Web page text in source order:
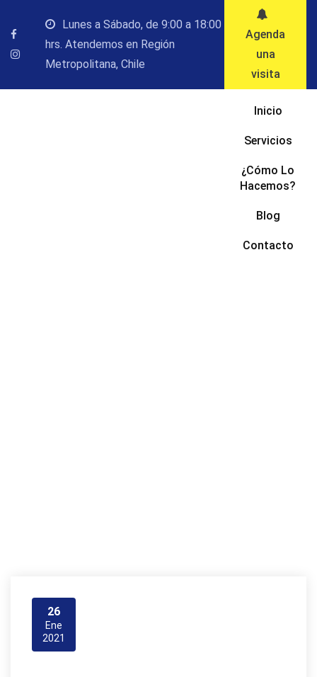
contenido
Lunes a Sábado, de 9:00 a 18:00
hrs. Atendemos en Región
Metropolitana, Chile
Agenda
una
visita
Inicio
Servicios
¿Cómo Lo
Hacemos?
Blog
Contacto
26
Ene
2021